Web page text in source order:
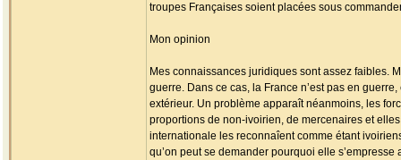
troupes Françaises soient placées sous
Mon opinion
Mes connaissances juridiques sont assez faibles.
guerre. Dans ce cas, la France n’est pas en
extérieur. Un problème apparaît néanmoins, les
proportions de non-ivoirien, de mercenaires et
internationale les reconnaîent comme étant
qu’on peut se demander pourquoi elle